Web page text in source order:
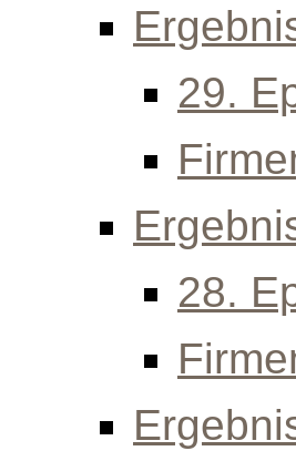
29.
28.